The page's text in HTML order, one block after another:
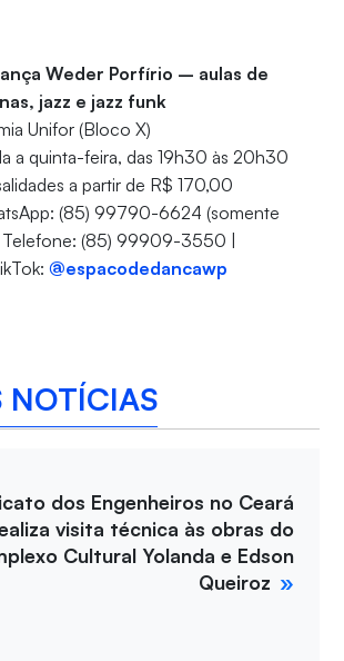
Weder Porfírio – aulas de
jazz e jazz funk
Unifor (Bloco X)
a quinta-feira, das 19h30 às 20h30
a partir de R$ 170,00
(85) 99790-6624 (somente
Telefone: (85) 99909-3550 |
@espacodedancawp
NOTÍCIAS
dos Engenheiros no Ceará
visita técnica às obras do
Cultural Yolanda e Edson
Queiroz